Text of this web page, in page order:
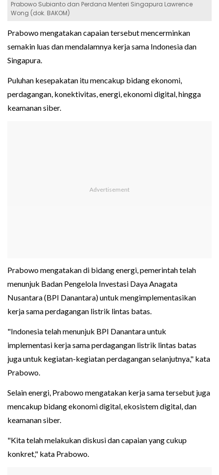
Prabowo Subianto dan Perdana Menteri Singapura Lawrence
Wong (dok. BAKOM)
Prabowo mengatakan capaian tersebut mencerminkan
semakin luas dan mendalamnya kerja sama Indonesia dan
Singapura.
Puluhan kesepakatan itu mencakup bidang ekonomi,
perdagangan, konektivitas, energi, ekonomi digital, hingga
keamanan siber.
Prabowo mengatakan di bidang energi, pemerintah telah
menunjuk Badan Pengelola Investasi Daya Anagata
Nusantara (BPI Danantara) untuk mengimplementasikan
kerja sama perdagangan listrik lintas batas.
"Indonesia telah menunjuk BPI Danantara untuk
implementasi kerja sama perdagangan listrik lintas batas
juga untuk kegiatan-kegiatan perdagangan selanjutnya," kata
Prabowo.
Selain energi, Prabowo mengatakan kerja sama tersebut juga
mencakup bidang ekonomi digital, ekosistem digital, dan
keamanan siber.
"Kita telah melakukan diskusi dan capaian yang cukup
konkret," kata Prabowo.